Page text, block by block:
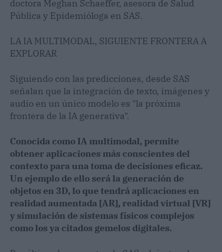
doctora Meghan Schaeffer, asesora de Salud
Pública y Epidemióloga en SAS.
LA IA MULTIMODAL, SIGUIENTE FRONTERA A
EXPLORAR
Siguiendo con las predicciones, desde SAS
señalan que la integración de texto, imágenes y
audio en un único modelo es "la próxima
frontera de la IA generativa".
Conocida como IA multimodal, permite
obtener aplicaciones más conscientes del
contexto para una toma de decisiones eficaz.
Un ejemplo de ello será la generación de
objetos en 3D, lo que tendrá aplicaciones en
realidad aumentada [AR], realidad virtual [VR]
y simulación de sistemas físicos complejos
como los ya citados gemelos digitales.